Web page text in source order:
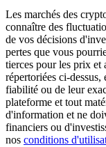
USDT New
USDT Flexible
New Listing
Trade New
Les marchés des
connaître des
de vos décisions
pertes que vous
tierces pour les prix et
répertoriées ci-dessus,
fiabilité ou de leur
plateforme et tout
d'information et ne
financiers ou
nos conditions